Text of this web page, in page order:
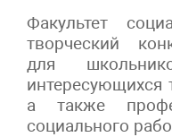
Факультет
творческий
для
интересующихся
а также
социального